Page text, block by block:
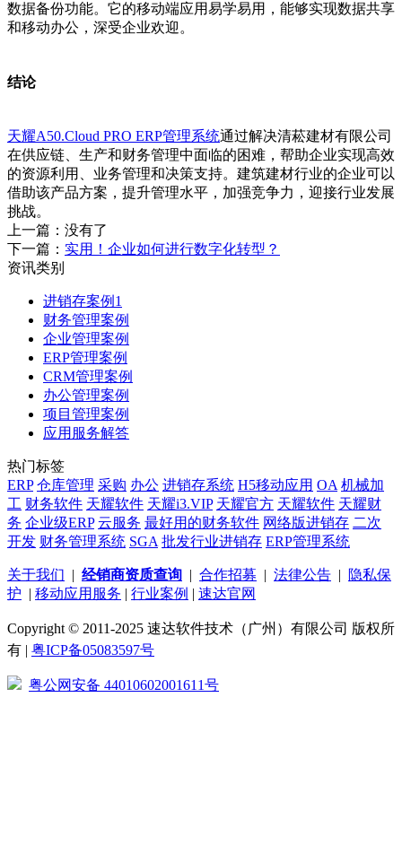
数据备份功能。它的移动端应用易学易用，能够实现数据共享
和移动办公，深受企业欢迎。
结论
天耀A50.Cloud PRO ERP管理系统通过解决清菘建材有限公司
在供应链、生产和财务管理中面临的困难，帮助企业实现高效
的资源利用、业务管理和决策支持。建筑建材行业的企业可以
借助该产品方案，提升管理水平，加强竞争力，迎接行业发展
挑战。
上一篇：没有了
下一篇： 实用！企业如何进行数字化转型？
资讯类别
进销存案例1
财务管理案例
企业管理案例
ERP管理案例
CRM管理案例
办公管理案例
项目管理案例
应用服务解答
热门标签
ERP 仓库管理 采购 办公 进销存系统 H5移动应用 OA 机械加
工 财务软件 天耀软件 天耀i3.VIP 天耀官方 天耀软件 天耀财
务 企业级ERP 云服务 最好用的财务软件 网络版进销存 二次
开发 财务管理系统 SGA 批发行业进销存 ERP管理系统
关于我们 | 经销商资质查询 | 合作招募 | 法律公告 |
隐私保
护 | 移动应用服务 | 行业案例 | 速达官网
Copyright © 2011-2025 速达软件技术（广州）有限公司 版权所
有 | 粤ICP备05083597号
粤公网安备 44010602001611号